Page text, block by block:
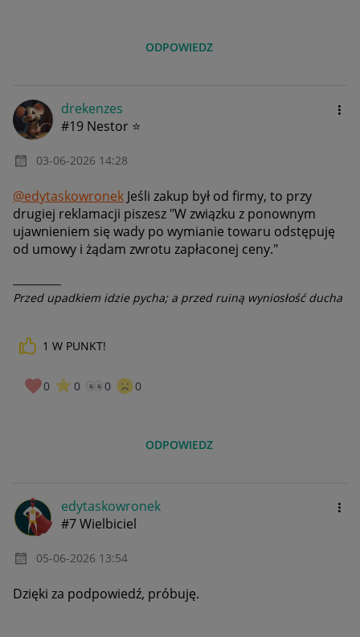
ODPOWIEDZ
drekenzes
#19 Nestor ⭐
‎03-06-2026 14:28
@edytaskowronek Jeśli zakup był od firmy, to przy
drugiej reklamacji piszesz "W związku z ponownym
ujawnieniem się wady po wymianie towaru odstępuję
od umowy i żądam zwrotu zapłaconej ceny."
Przed upadkiem idzie pycha; a przed ruiną wyniosłość ducha
1 W PUNKT!
0 0 0 0
ODPOWIEDZ
edytaskowronek
#7 Wielbiciel
‎05-06-2026 13:54
Dzięki za podpowiedź, próbuję.